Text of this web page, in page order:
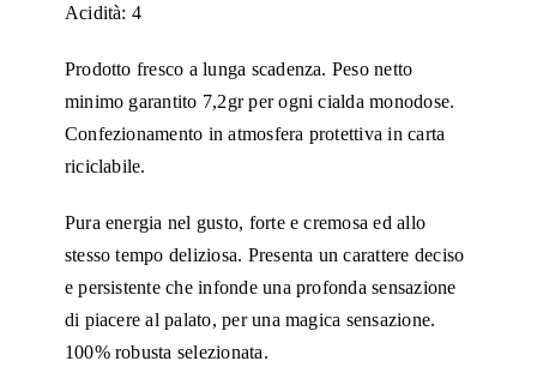
Acidità: 4
Prodotto fresco a lunga scadenza. Peso netto
minimo garantito 7,2gr per ogni cialda monodose.
Confezionamento in atmosfera protettiva in carta
riciclabile.
Pura energia nel gusto, forte e cremosa ed allo
stesso tempo deliziosa. Presenta un carattere deciso
e persistente che infonde una profonda sensazione
di piacere al palato, per una magica sensazione.
100% robusta selezionata.